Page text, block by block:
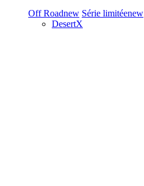
Off Roadnew Série limitéenew
DesertX